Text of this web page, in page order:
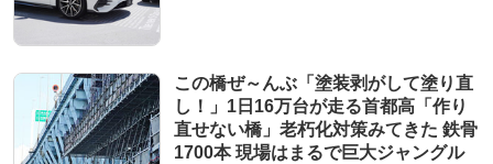
この橋ぜ～んぶ「塗装剥がして塗り直
し！」1日16万台が走る首都高「作り
直せない橋」老朽化対策みてきた 鉄骨
1700本 現場はまるで巨大ジャングル